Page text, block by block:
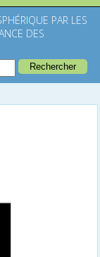
PAR LES
DES